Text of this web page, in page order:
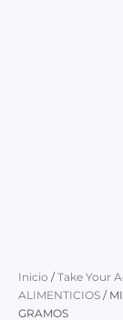
Inicio /Take Your
ALIMENTICIOS /
GRAMOS